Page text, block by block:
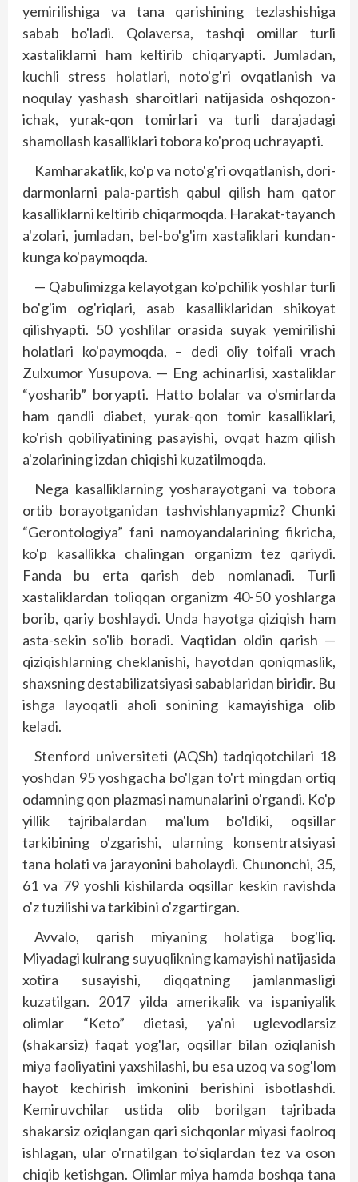
yemirilishiga va tana qarishining tezlashishiga
sabab bo'ladi. Qolaversa, tashqi omillar turli
xastaliklarni ham keltirib chiqaryapti. Jumladan,
kuchli stress holatlari, noto'g'ri ovqatlanish va
noqulay yashash sharoitlari natijasida oshqozon-
ichak, yurak-qon tomirlari va turli darajadagi
shamollash kasalliklari tobora ko'proq uchrayapti.
Kamharakatlik, ko'p va noto'g'ri ovqatlanish, dori-
darmonlarni pala-partish qabul qilish ham qator
kasalliklarni keltirib chiqarmoqda. Harakat-tayanch
a'zolari, jumladan, bel-bo'g'im xastaliklari kundan-
kunga ko'paymoqda.
— Qabulimizga kelayotgan ko'pchilik yoshlar turli
bo'g'im og'riqlari, asab kasalliklaridan shikoyat
qilishyapti. 50 yoshlilar orasida suyak yemirilishi
holatlari ko'paymoqda, – dedi oliy toifali vrach
Zulxumor Yusupova. — Eng achinarlisi, xastaliklar
“yosharib” boryapti. Hatto bolalar va o'smirlarda
ham qandli diabet, yurak-qon tomir kasalliklari,
ko'rish qobiliyatining pasayishi, ovqat hazm qilish
a'zolarining izdan chiqishi kuzatilmoqda.
Nega kasalliklarning yosharayotgani va tobora
ortib borayotganidan tashvishlanyapmiz? Chunki
“Gerontologiya” fani namoyandalarining fikricha,
ko'p kasallikka chalingan organizm tez qariydi.
Fanda bu erta qarish deb nomlanadi. Turli
xastaliklardan toliqqan organizm 40-50 yoshlarga
borib, qariy boshlaydi. Unda hayotga qiziqish ham
asta-sekin so'lib boradi. Vaqtidan oldin qarish —
qiziqishlarning cheklanishi, hayotdan qoniqmaslik,
shaxsning destabilizatsiyasi sabablaridan biridir. Bu
ishga layoqatli aholi sonining kamayishiga olib
keladi.
Stenford universiteti (AQSh) tadqiqotchilari 18
yoshdan 95 yoshgacha bo'lgan to'rt mingdan ortiq
odamning qon plazmasi namunalarini o'rgandi. Ko'p
yillik tajribalardan ma'lum bo'ldiki, oqsillar
tarkibining o'zgarishi, ularning konsentratsiyasi
tana holati va jarayonini baholaydi. Chunonchi, 35,
61 va 79 yoshli kishilarda oqsillar keskin ravishda
o'z tuzilishi va tarkibini o'zgartirgan.
Avvalo, qarish miyaning holatiga bog'liq.
Miyadagi kulrang suyuqlikning kamayishi natijasida
xotira susayishi, diqqatning jamlanmasligi
kuzatilgan. 2017 yilda amerikalik va ispaniyalik
olimlar “Keto” dietasi, ya'ni uglevodlarsiz
(shakarsiz) faqat yog'lar, oqsillar bilan oziqlanish
miya faoliyatini yaxshilashi, bu esa uzoq va sog'lom
hayot kechirish imkonini berishini isbotlashdi.
Kemiruvchilar ustida olib borilgan tajribada
shakarsiz oziqlangan qari sichqonlar miyasi faolroq
ishlagan, ular o'rnatilgan to'siqlardan tez va oson
chiqib ketishgan. Olimlar miya hamda boshqa tana